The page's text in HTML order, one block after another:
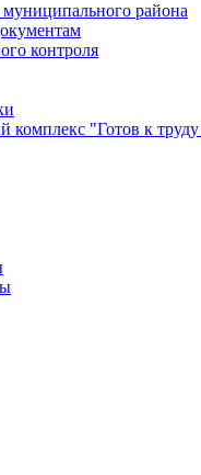
района
контроля
комплекс "Готов к